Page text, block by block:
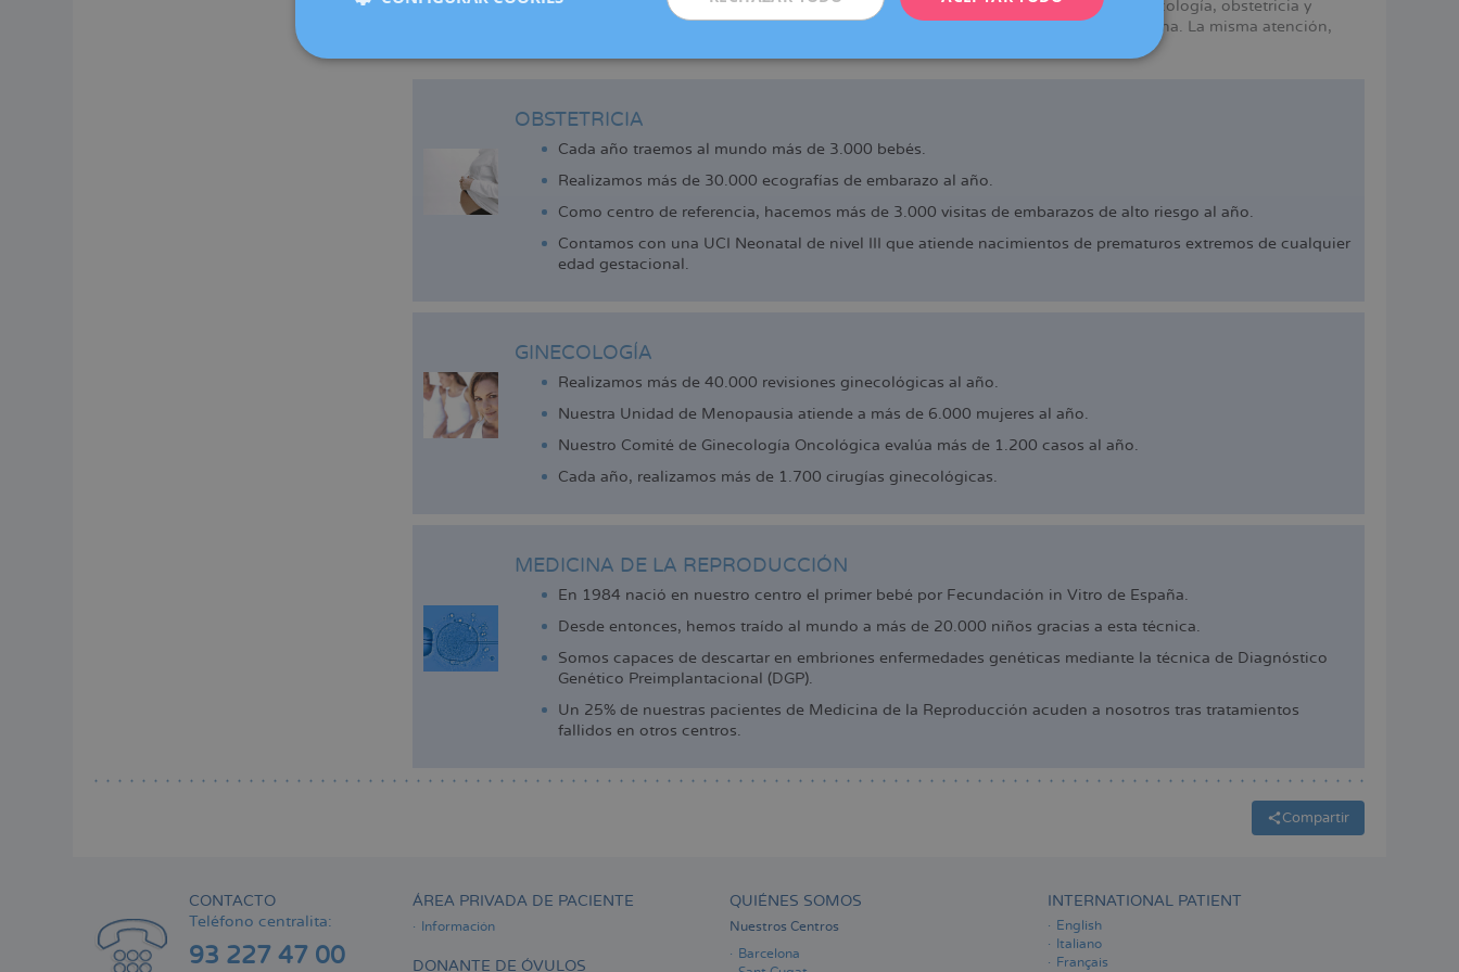
Cugat, Sabadell, Manresa, Reus y Vic (centro colaborador), que ofrecen los mismos servicios en ginecología, obstetricia y
medicina de la reproducción que actualmente ya disfrutan las pacientes de Dexeus Mujer en Barcelona. La misma atención,
OBSTETRICIA
Cada año traemos al mundo más de 3.000 bebés.
Realizamos más de 30.000 ecografías de embarazo al año.
Como centro de referencia, hacemos más de 3.000 visitas de embarazos de alto riesgo al año.
Contamos con una UCI Neonatal de nivel III que atiende nacimientos de prematuros extremos de cualquier
edad gestacional.
GINECOLOGÍA
Realizamos más de 40.000 revisiones ginecológicas al año.
Nuestra Unidad de Menopausia atiende a más de 6.000 mujeres al año.
Nuestro Comité de Ginecología Oncológica evalúa más de 1.200 casos al año.
Cada año, realizamos más de 1.700 cirugías ginecológicas.
MEDICINA DE LA REPRODUCCIÓN
En 1984 nació en nuestro centro el primer bebé por Fecundación in Vitro de España.
Desde entonces, hemos traído al mundo a más de 20.000 niños gracias a esta técnica.
Somos capaces de descartar en embriones enfermedades genéticas mediante la técnica de Diagnóstico
Genético Preimplantacional (DGP).
Un 25% de nuestras pacientes de Medicina de la Reproducción acuden a nosotros tras tratamientos
fallidos en otros centros.
Compartir
CONTACTO
Teléfono centralita:
93 227 47 00
ÁREA PRIVADA DE PACIENTE
Información
DONANTE DE ÓVULOS
QUIÉNES SOMOS
Nuestros Centros
Barcelona
INTERNATIONAL PATIENT
English
Italiano
Français